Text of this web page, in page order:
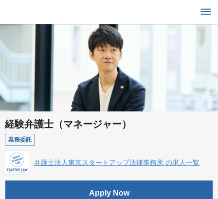
経験弁護士（マネージャー）
業務委託
弁護士法人東京スタートアップ法律事務所 の求人一覧
Apply Now